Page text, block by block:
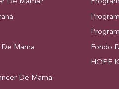
De Mama?
De Mama
De Mama
Fondo
HOPE